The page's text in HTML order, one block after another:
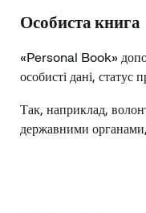
Особиста книга
«Personal Book»
особисті дані, статус
Так, наприклад,
державними